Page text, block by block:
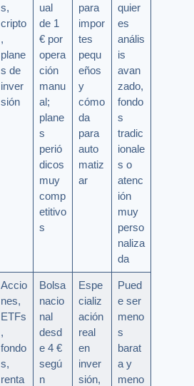
s,
cripto
,
plane
s de
inver
sión
ual
de 1
€ por
opera
ción
manu
al;
plane
s
perió
dicos
muy
comp
etitivo
s
para
impor
tes
pequ
eños
y
cómo
da
para
auto
matiz
ar
quier
es
anális
is
avan
zado,
fondo
s
tradic
ionale
s o
atenc
ión
muy
perso
naliza
da
Accio
nes,
ETFs
,
fondo
s,
renta
Bolsa
nacio
nal
desd
e 4 €
segú
n
Espe
cializ
ación
real
en
inver
sión,
Pued
e ser
meno
s
barat
a y
meno